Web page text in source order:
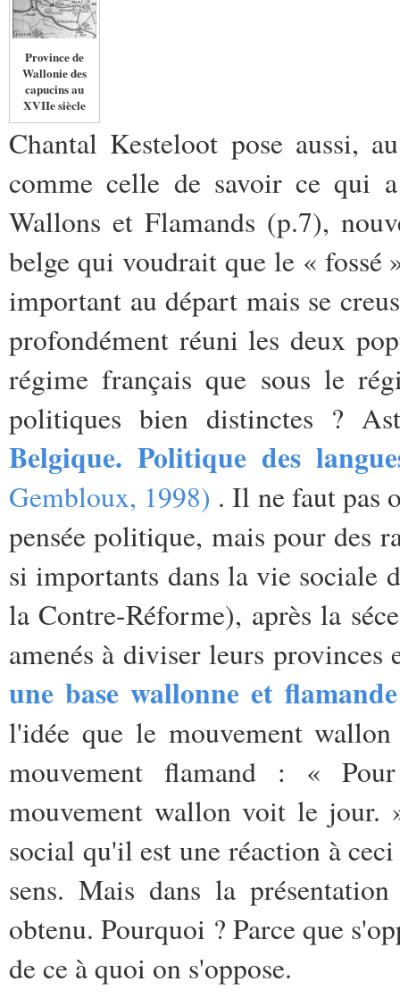
Province de
Wallonie des
capucins au
XVIIe siècle
Chantal Kesteloot pose aussi,
comme celle de savoir ce qui
Wallons et Flamands (p.7),
belge qui voudrait que le « fossé
important au départ mais se
profondément réuni les deux
régime français que sous le
politiques bien distinctes ?
Belgique. Politique des
Gembloux, 1998) . Il ne faut pas
pensée politique, mais pour des
si importants dans la vie sociale
la Contre-Réforme), après la
amenés à diviser leurs
une base wallonne et
l'idée que le mouvement
mouvement flamand : «
mouvement wallon voit le
social qu'il est une réaction à
sens. Mais dans la
obtenu. Pourquoi ? Parce que
de ce à quoi on s'oppose.